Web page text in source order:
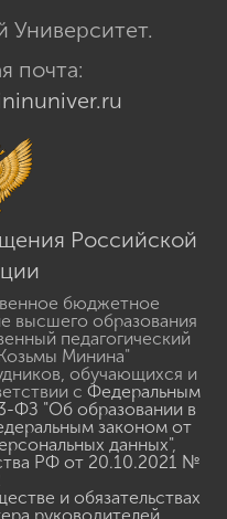
почта:
Российской
бюджетное
высшего образования
педагогический
Минина"
обучающихся и
с Федеральным
ФЗ "Об образовании в
законом от
данных",
РФ от 20.10.2021 №
и обязательствах